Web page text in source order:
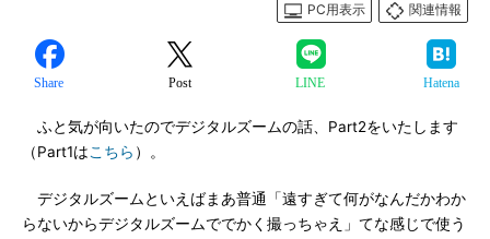
PC用表示
関連情報
Share Post LINE Hatena
ふと気が向いたのでデジタルズームの話、Part2をいたします
（Part1はこちら ）。
デジタルズームといえばまあ普通「遠すぎて何がなんだかわか
らないからデジタルズームででかく撮っちゃえ」てな感じで使う